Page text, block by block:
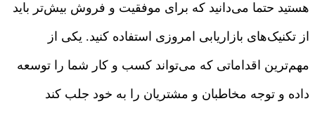
هستید حتما می‌دانید که برای موفقیت و فروش بیش‌تر باید
از تکنیک‌های بازاریابی امروزی استفاده کنید. یکی از
مهم‌ترین اقداماتی که می‌تواند کسب و کار شما را توسعه
داده و توجه مخاطبان و مشتریان را به خود جلب کند